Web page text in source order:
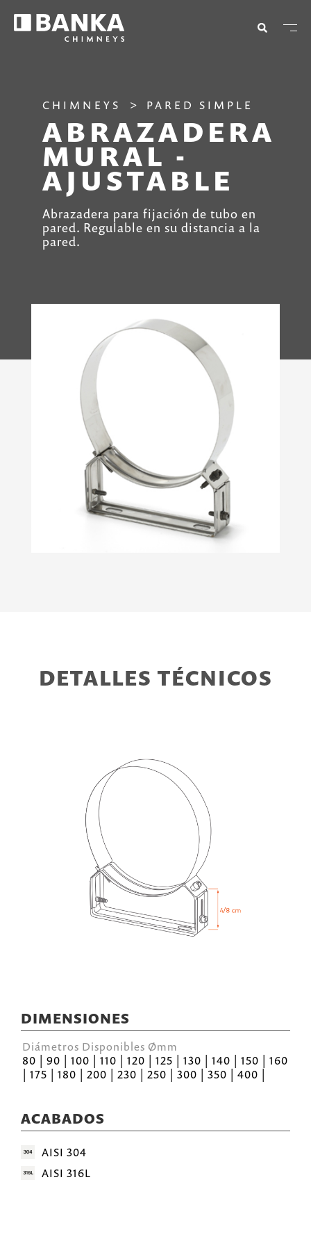
CHIMNEYS PARED SIMPLE
ABRAZADERA
MURAL -
AJUSTABLE
Abrazadera para fijación de tubo en
pared. Regulable en su distancia a la
pared.
DETALLES TÉCNICOS
DIMENSIONES
Diámetros Disponibles Ømm
80 | 90 | 100 | 110 | 120 | 125 | 130 | 140 | 150 | 160
| 175 | 180 | 200 | 230 | 250 | 300 | 350 | 400 |
ACABADOS
AISI 304
AISI 316L